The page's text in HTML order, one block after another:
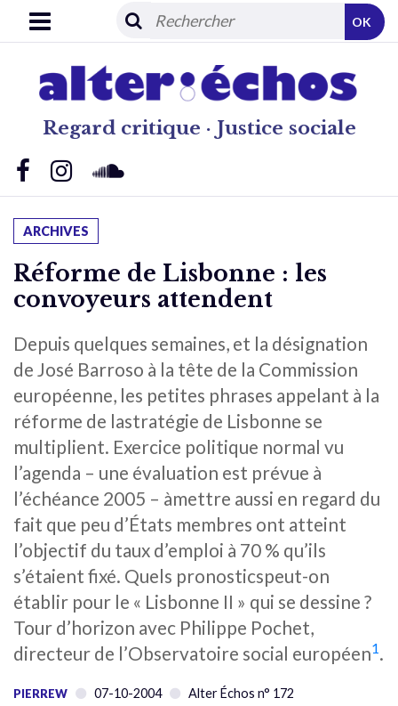
Regard critique · Justice sociale
OK
ARCHIVES
Réforme de Lisbonne : les
convoyeurs attendent
Depuis quelques semaines, et la désignation
de José Barroso à la tête de la Commission
européenne, les petites phrases appelant à la
réforme de lastratégie de Lisbonne se
multiplient. Exercice politique normal vu
l’agenda – une évaluation est prévue à
l’échéance 2005 – àmettre aussi en regard du
fait que peu d’États membres ont atteint
l’objectif du taux d’emploi à 70 % qu’ils
s’étaient fixé. Quels pronosticspeut-on
établir pour le « Lisbonne II » qui se dessine ?
Tour d’horizon avec Philippe Pochet,
directeur de l’Observatoire social européen1.
PIERREW 07-10-2004 Alter Échos n° 172